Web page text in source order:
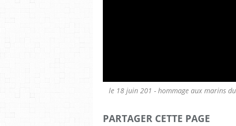
le 18 juin 201 - hommage aux marins du
PARTAGER CETTE PAGE